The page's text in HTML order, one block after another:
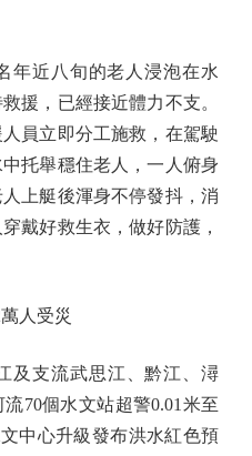
近八旬的老人浸泡在水
援，已經接近體力不支。
員立即分工施救，在駕駛
托舉穩住老人，一人俯身
上艇後渾身不停發抖，消
戴好救生衣，做好防護，
人受災
支流武思江、黔江、潯
70個水文站超警0.01米至
中心升級發布洪水紅色預